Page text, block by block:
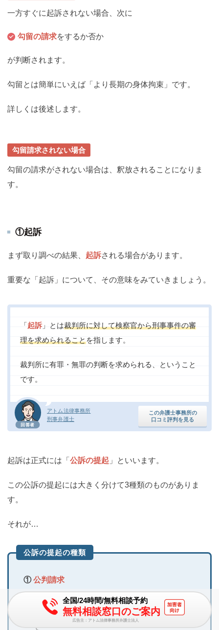
一方すぐに起訴されない場合、次に
勾留の請求をするか否か
が判断されます。
勾留とは簡単にいえば「より長期の身体拘束」です。
詳しくは後述します。
勾留請求されない場合
勾留の請求がされない場合は、釈放されることになりま
す。
①起訴
まず取り調べの結果、 起訴される場合があります。
重要な「起訴」について、その意味をみていきましょう。
回答者
アトム法律事務所
刑事弁護士
この弁護士事務所の
口コミ評判を見る
「起訴 」とは裁判所に対して検察官から刑事事件の審
理を求められることを指します。
裁判所に有罪・無罪の判断を求められる、ということ
です。
起訴は正式には「 公訴の提起 」といいます。
この公訴の提起には大きく分けて3種類のものがありま
す。
それが…
公訴の提起の種類
①公判請求
略式起訴
③ 公判請求と共にする、即決裁判手続きの申立
て
全国/24時間/無料相談予約
無料相談窓口のご案内
広告主：アトム法律事務所弁護士法人